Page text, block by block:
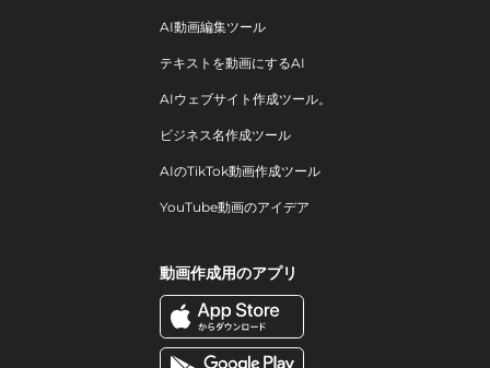
AI動画編集ツール
テキストを動画にするAI
AIウェブサイト作成ツール。
ビジネス名作成ツール
AIのTikTok動画作成ツール
YouTube動画のアイデア
動画作成用のアプリ